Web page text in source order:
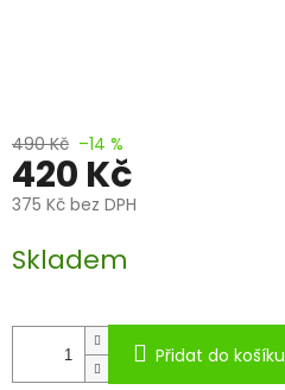
490 Kč –14 %
420 Kč
375 Kč bez DPH
cena:
Skladem
Přidat do košíku